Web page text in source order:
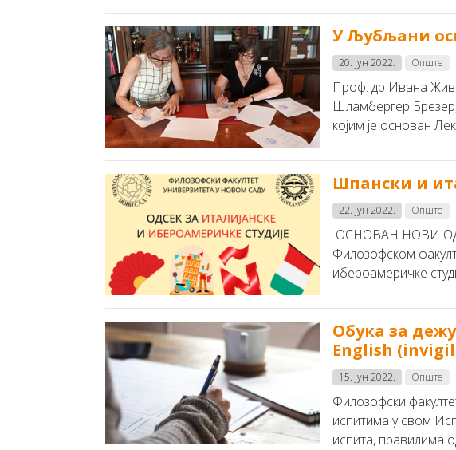
У Љубљани
20. јун 2022. Опште
Проф. др Ивана
Шламбергер
којим је основан
Шпански и
22. јун 2022. Опште
ОСНОВАН НОВИ
Филозофском
ибероамеричке
Обука за
English
15. јун 2022. Опште
Филозофски
испитима у свом
испита, правилима